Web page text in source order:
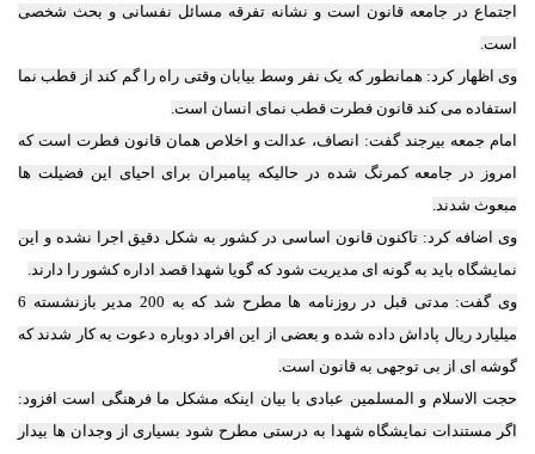
اجتماع در جامعه قانون است و نشانه تفرقه مسائل نفسانی و بحث شخصی
است.
وی اظهار کرد: همانطور که یک نفر وسط بیابان وقتی راه را گم کند از قطب نما
استفاده می کند قانون فطرت قطب نمای انسان است.
امام جمعه بیرجند گفت: انصاف، عدالت و اخلاص همان قانون فطرت است که
امروز در جامعه کمرنگ شده در حالیکه پیامبران برای احیای این فضیلت ها
مبعوث شدند.
وی اضافه کرد: تاکنون قانون اساسی در کشور به شکل دقیق اجرا نشده و این
نمایشگاه باید به گونه ای مدیریت شود که گویا شهدا قصد اداره کشور را دارند.
وی گفت: مدتی قبل در روزنامه ها مطرح شد که به 200 مدیر بازنشسته 6
میلیارد ریال پاداش داده شده و بعضی از این افراد دوباره دعوت به کار شدند که
گوشه ای از بی توجهی به قانون است.
حجت الاسلام و المسلمین عبادی با بیان اینکه مشکل ما فرهنگی است افزود:
اگر مستندات نمایشگاه شهدا به درستی مطرح شود بسیاری از وجدان ها بیدار